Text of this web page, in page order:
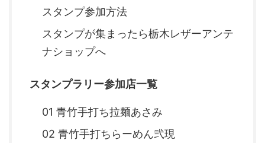
スタンプ参加方法
スタンプが集まったら栃木レザーアンテ
ナショップへ
スタンプラリー参加店一覧
01 青竹手打ち拉麺あさみ
02 青竹手打ちらーめん弐現